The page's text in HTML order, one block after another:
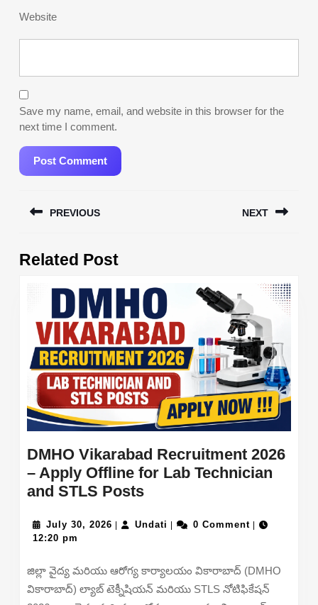
Website
Save my name, email, and website in this browser for the
next time I comment.
navigation
PREVIOUS
post:
NEXT
Related Post
DMHO Vikarabad Recruitment 2026
– Apply Offline for Lab Technician
and STLS PostsDMHO
Recruitment
–
Apply
Offline
July 30, 2026 July
Undati Undati0 Comment
12:20 pm
జిల్లా వైద్య మరియు ఆరోగ్య కార్యాలయం వికారాబాద్ (DMHO
వికారాబాద్) ల్యాబ్ టెక్నీషియన్ మరియు STLS నోటిఫికేషన్